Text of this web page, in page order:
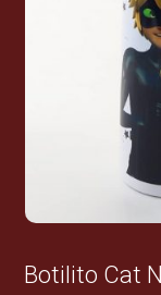
Botilito Cat